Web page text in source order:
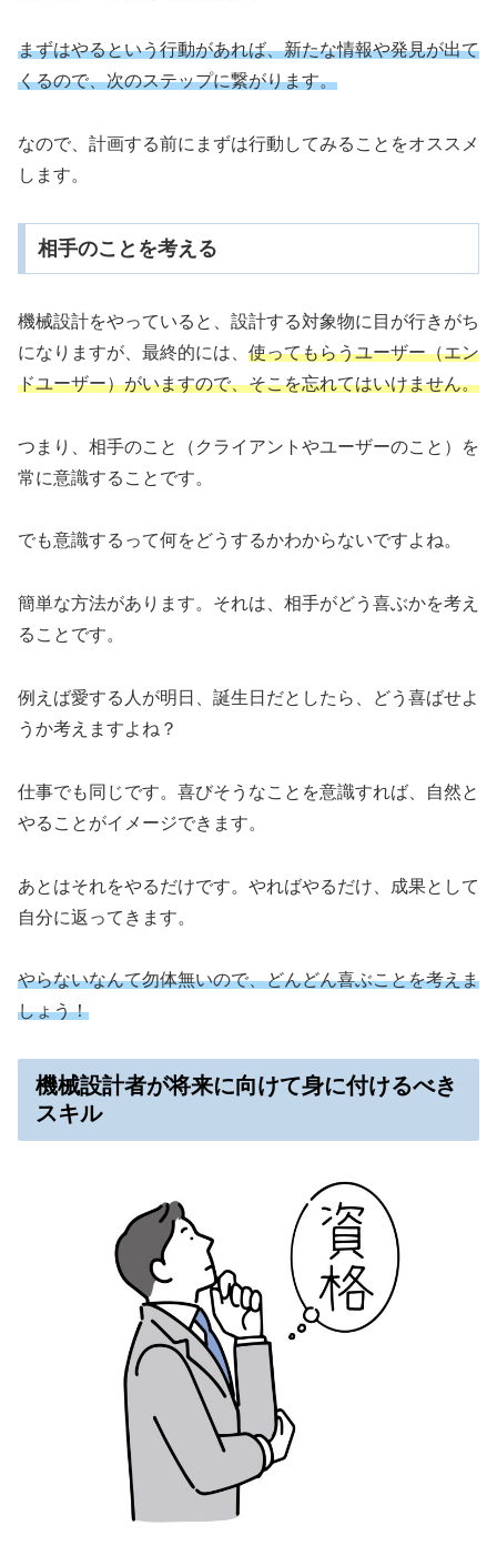
まずはやるという行動があれば、新たな情報や発見が出て
くるので、次のステップに繋がります。
なので、計画する前にまずは行動してみることをオススメ
します。
相手のことを考える
機械設計をやっていると、設計する対象物に目が行きがち
になりますが、最終的には、 使ってもらうユーザー（エン
ドユーザー）がいますので、そこを忘れてはいけません。
つまり、相手のこと（クライアントやユーザーのこと）を
常に意識することです。
でも意識するって何をどうするかわからないですよね。
簡単な方法があります。それは、相手がどう喜ぶかを考え
ることです。
例えば愛する人が明日、誕生日だとしたら、どう喜ばせよ
うか考えますよね？
仕事でも同じです。喜びそうなことを意識すれば、自然と
やることがイメージできます。
あとはそれをやるだけです。やればやるだけ、成果として
自分に返ってきます。
やらないなんて勿体無いので、どんどん喜ぶことを考えま
しょう！
機械設計者が将来に向けて身に付けるべき
スキル